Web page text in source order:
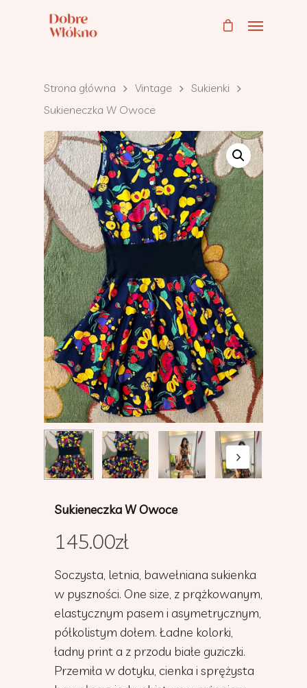
Strona główna Vintage
Sukienki
Sukieneczka W Owoce
Sukieneczka W Owoce
145.00zł
Soczysta, letnia, bawełniana sukienka
w pyszności. One size, z prążkowanym,
elastycznym pasem i asymetrycznym,
półkolistym dołem. Ładne kolorki,
ładny print a z przodu białe guziczki.
Przemiła w dotyku, cienka i sprężysta